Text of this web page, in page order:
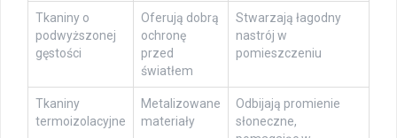
Tkaniny o
podwyższonej
gęstości
Oferują dobrą
ochronę
przed
światłem
Stwarzają łagodny
nastrój w
pomieszczeniu
Tkaniny
termoizolacyjne
Metalizowane
materiały
Odbijają promienie
słoneczne,